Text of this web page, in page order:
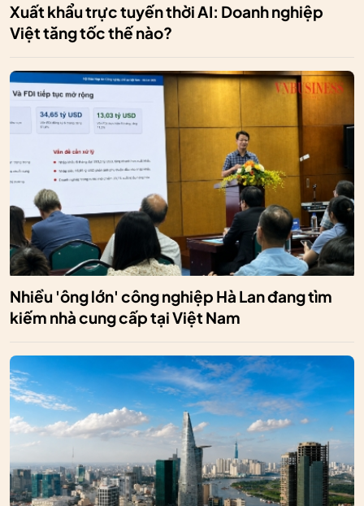
Xuất khẩu trực tuyến thời AI: Doanh nghiệp
Việt tăng tốc thế nào?
Nhiều 'ông lớn' công nghiệp Hà Lan đang tìm
kiếm nhà cung cấp tại Việt Nam